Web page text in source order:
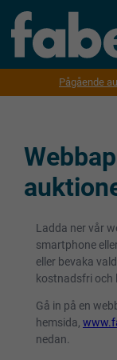
Pågående
Ladda ner vår
smartphone
eller bevaka
kostnadsfri och
Gå in på en
hemsida,
nedan.